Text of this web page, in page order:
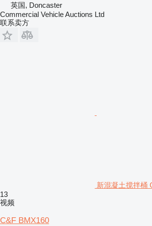
英国, Doncaster
Commercial Vehicle Auctions Ltd
联系卖方
新混凝土搅拌桶
13
视频
C&F BMX160